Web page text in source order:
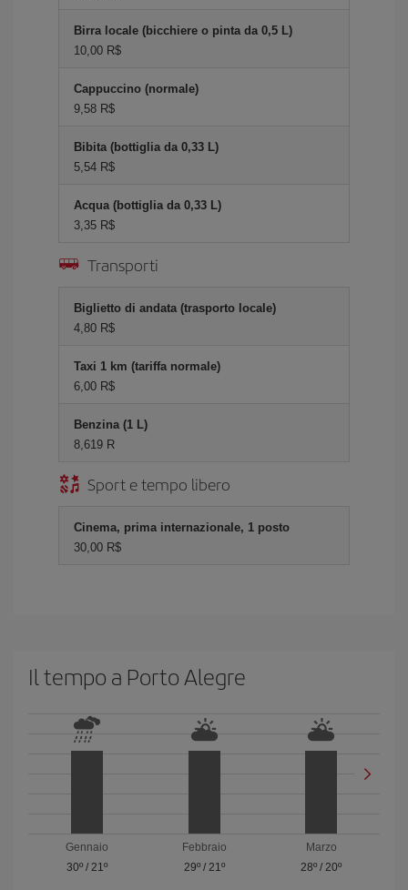
Birra locale (bicchiere o pinta da 0,5 L)
10,00 R$
Cappuccino (normale)
9,58 R$
Bibita (bottiglia da 0,33 L)
5,54 R$
Acqua (bottiglia da 0,33 L)
3,35 R$
Transporti
Biglietto di andata (trasporto locale)
4,80 R$
Taxi 1 km (tariffa normale)
6,00 R$
Benzina (1 L)
8,619 R
Sport e tempo libero
Cinema, prima internazionale, 1 posto
30,00 R$
Il tempo a Porto Alegre
Gennaio
30º/ 21º
Febbraio
29º/ 21º
Marzo
28º /20º